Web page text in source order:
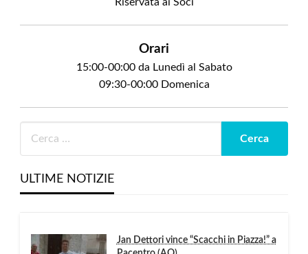
Riservata ai Soci
Orari
15:00-00:00 da Lunedì al Sabato
09:30-00:00 Domenica
ULTIME NOTIZIE
Jan Dettori vince “Scacchi in Piazza!” a